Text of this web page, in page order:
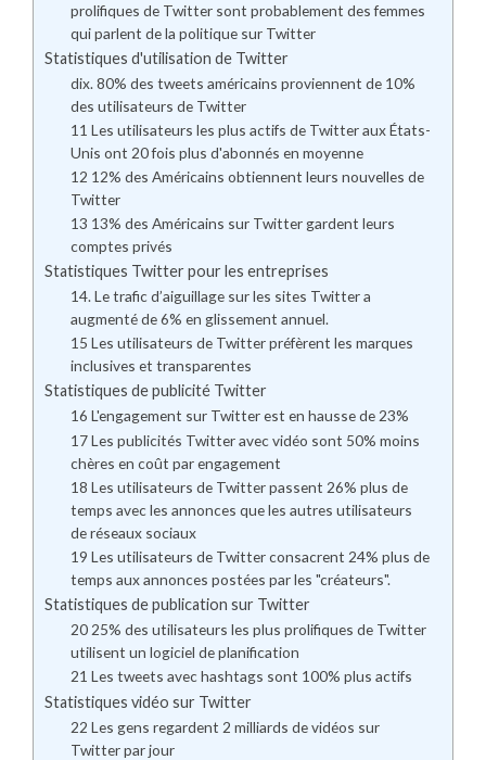
prolifiques de Twitter sont probablement des femmes
qui parlent de la politique sur Twitter
Statistiques d'utilisation de Twitter
dix. 80% des tweets américains proviennent de 10%
des utilisateurs de Twitter
11 Les utilisateurs les plus actifs de Twitter aux États-
Unis ont 20 fois plus d'abonnés en moyenne
12 12% des Américains obtiennent leurs nouvelles de
Twitter
13 13% des Américains sur Twitter gardent leurs
comptes privés
Statistiques Twitter pour les entreprises
14. Le trafic d’aiguillage sur les sites Twitter a
augmenté de 6% en glissement annuel.
15 Les utilisateurs de Twitter préfèrent les marques
inclusives et transparentes
Statistiques de publicité Twitter
16 L'engagement sur Twitter est en hausse de 23%
17 Les publicités Twitter avec vidéo sont 50% moins
chères en coût par engagement
18 Les utilisateurs de Twitter passent 26% plus de
temps avec les annonces que les autres utilisateurs
de réseaux sociaux
19 Les utilisateurs de Twitter consacrent 24% plus de
temps aux annonces postées par les "créateurs".
Statistiques de publication sur Twitter
20 25% des utilisateurs les plus prolifiques de Twitter
utilisent un logiciel de planification
21 Les tweets avec hashtags sont 100% plus actifs
Statistiques vidéo sur Twitter
22 Les gens regardent 2 milliards de vidéos sur
Twitter par jour